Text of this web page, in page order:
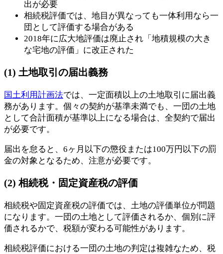
出が必要
相続税評価では、地目が異なっても一体利用なら一
団として評価する場合がある
2018年に広大地評価は廃止され「地積規模の大き
な宅地の評価」に改正された
(1) 土地取引の届出義務
国土利用計画法では、一定面積以上の土地取引に届出義
務があります。個々の契約が基準未満でも、一団の土地
として合計面積が基準以上になる場合は、全契約で届出
が必要です。
届出を怠ると、6ヶ月以下の懲役または100万円以下の罰
金の対象となるため、注意が必要です。
(2) 相続税・固定資産税の評価
相続税や固定資産税の評価では、土地の評価単位が問題
になります。一団の土地として評価されるか、個別に評
価されるかで、税額が変わる可能性があります。
相続税評価における一団の土地の判定は複雑なため、税